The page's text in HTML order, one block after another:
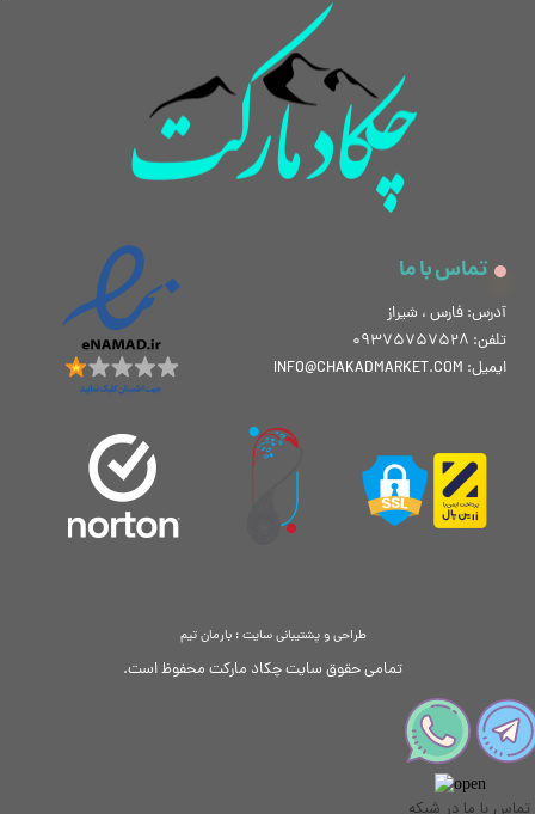
تمامی حقوق سایت چکاد مارکت محفوظ است.
تماس با ما
آدرس: فارس ، شیراز
تلفن: 09375757528
ایمیل: INFO@CHAKADMARKET.COM
طراحی و پشتیبانی سایت : بارمان تیم
تماس با ما در شبکه